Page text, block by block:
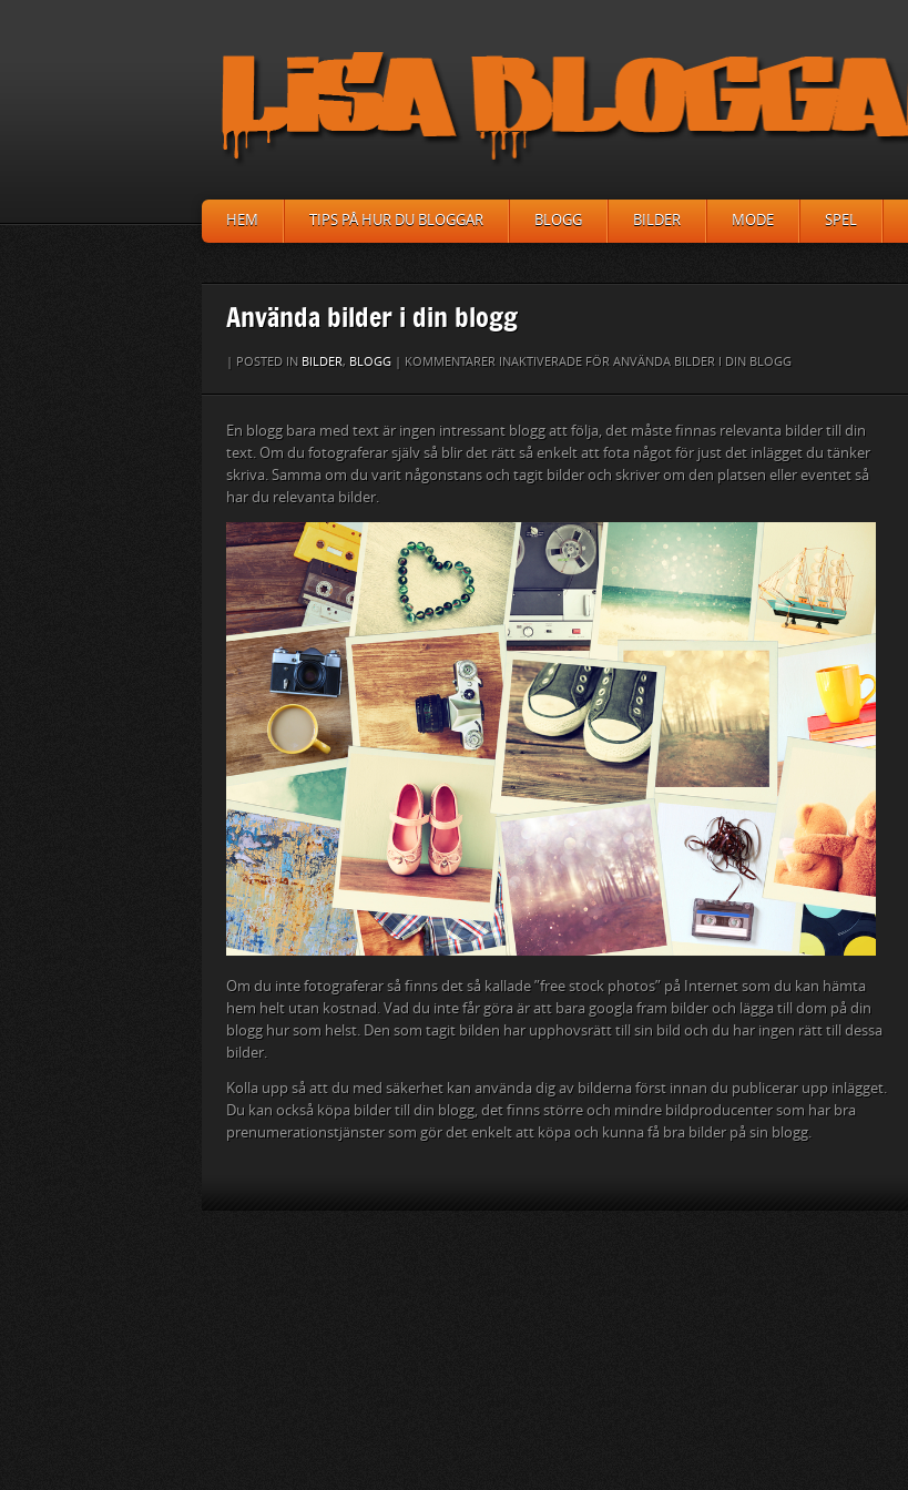
HEM TIPS PÅ HUR DU BLOGGAR BLOGG BILDER MODE SPEL
Använda bilder i din blogg
| POSTED IN BILDER, BLOGG | KOMMENTARER INAKTIVERADE FÖR ANVÄNDA BILDER I DIN BLOGG
En blogg bara med text är ingen intressant blogg att följa, det måste finnas relevanta bilder till din
text. Om du fotograferar själv så blir det rätt så enkelt att fota något för just det inlägget du tänker
skriva. Samma om du varit någonstans och tagit bilder och skriver om den platsen eller eventet så
har du relevanta bilder.
Om du inte fotograferar så finns det så kallade ”free stock photos” på Internet som du kan hämta
hem helt utan kostnad. Vad du inte får göra är att bara googla fram bilder och lägga till dom på din
blogg hur som helst. Den som tagit bilden har upphovsrätt till sin bild och du har ingen rätt till dessa
bilder.
Kolla upp så att du med säkerhet kan använda dig av bilderna först innan du publicerar upp inlägget.
Du kan också köpa bilder till din blogg, det finns större och mindre bildproducenter som har bra
prenumerationstjänster som gör det enkelt att köpa och kunna få bra bilder på sin blogg.